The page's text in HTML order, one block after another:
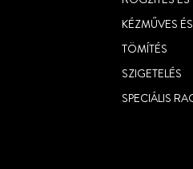
KÉZMŰVES
TÖMÍTÉS
SZIGETELÉS
SPECIÁLIS